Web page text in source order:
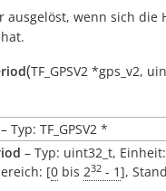
ausgelöst, wenn sich die
(TF_GPSV2 *gps_v2,
– Typ: TF_GPSV2 *
– Typ: uint32_t,
[0 bis 232 - 1],